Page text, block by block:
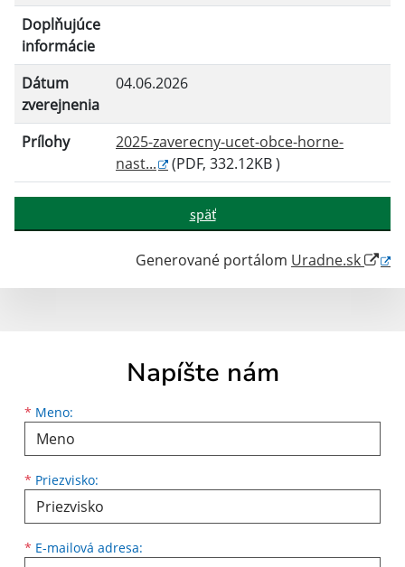
Doplňujúce
informácie
Dátum
zverejnenia
04.06.2026
Prílohy
2025-zaverecny-ucet-obce-horne-
nast...
(PDF, 332.12KB )
späť
Generované portálom Uradne.sk
Napíšte nám
* Meno:
Meno
* Priezvisko:
Priezvisko
* E-mailová adresa:
E-mailová adresa